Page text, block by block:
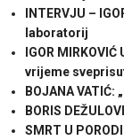
INTERVJU –
laboratorij
IGOR MIRKOVIĆ
vrijeme
BOJANA
BORIS
SMRT U